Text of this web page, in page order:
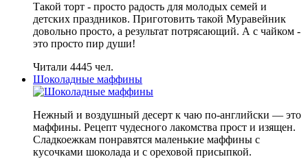
Такой торт - просто радость для молодых семей и
детских праздников. Приготовить такой Муравейник
довольно просто, а результат потрясающий. А с чайком -
это просто пир души!
Читали 4445 чел.
Шоколадные маффины
Нежный и воздушный десерт к чаю по-английски — это
маффины. Рецепт чудесного лакомства прост и изящен.
Сладкоежкам понравятся маленькие маффины с
кусочками шоколада и с ореховой присыпкой.